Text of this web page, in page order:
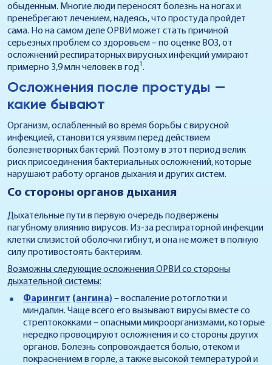
обыденным. Многие люди переносят болезнь на ногах и
пренебрегают лечением, надеясь, что простуда пройдет
сама. Но на самом деле ОРВИ может стать причиной
серьезных проблем со здоровьем – по оценке ВОЗ, от
осложнений респираторных вирусных инфекций умирают
примерно 3,9 млн человек в год1 .
Осложнения после простуды —
какие бывают
Организм, ослабленный во время борьбы с вирусной
инфекцией, становится уязвим перед действием
болезнетворных бактерий. Поэтому в этот период велик
риск присоединения бактериальных осложнений, которые
нарушают работу органов дыхания и других систем.
Со стороны органов дыхания
Дыхательные пути в первую очередь подвержены
пагубному влиянию вирусов. Из-за респираторной инфекции
клетки слизистой оболочки гибнут, и она не может в полную
силу противостоять бактериям.
Возможны следующие осложнения ОРВИ со стороны
дыхательной системы:
Фарингит (ангина) – воспаление ротоглотки и
миндалин. Чаще всего его вызывают вирусы вместе со
стрептококками – опасными микроорганизмами, которые
нередко провоцируют осложнения и со стороны других
органов. Болезнь сопровождается болью, отеком и
покраснением в горле, а также высокой температурой и